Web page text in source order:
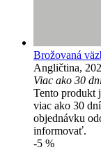
Brožovaná
Angličtina,
Viac ako 30
Tento produkt
viac ako 30
objednávku
informovať.
-5 %